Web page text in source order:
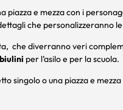
piazza e mezza con i
che personalizzeranno
che diverranno veri
per l’asilo e per la scuola.
singoloo una piazza e mezza